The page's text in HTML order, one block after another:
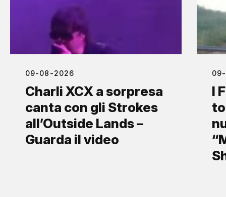
09-08-2026
Charli XCX a sorpresa
canta con gli Strokes
all’Outside Lands –
Guarda il video
I